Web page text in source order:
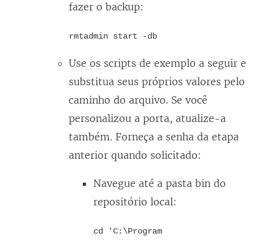
fazer o backup:
rmtadmin start -db
Use os scripts de exemplo a seguir e
substitua seus próprios valores pelo
caminho do arquivo. Se você
personalizou a porta, atualize-a
também. Forneça a senha da etapa
anterior quando solicitado:
Navegue até a pasta bin do
repositório local:
cd 'C:\Program